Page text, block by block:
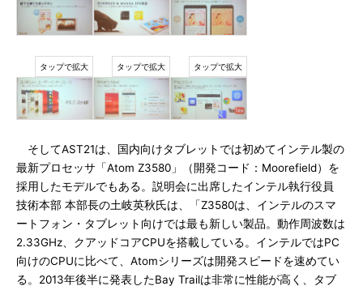
そしてAST21は、国内向けタブレットでは初めてインテル製の
最新プロセッサ「Atom Z3580」（開発コード：Moorefield）を
採用したモデルでもある。説明会に出席したインテル執行役員
技術本部 本部長の土岐英秋氏は、「Z3580は、インテルのスマ
ートフォン・タブレット向けでは最も新しい製品。動作周波数は
2.33GHz、クアッドコアCPUを搭載している。インテルではPC
向けのCPUに比べて、Atomシリーズは開発スピードを速めてい
る。2013年後半に発表したBay Trailは非常に性能が高く、タブ